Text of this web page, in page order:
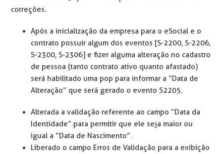
correções.
Após a inicialização da empresa para o eSocial e o
contrato possuir algum dos eventos [S-2200, S-2206,
S-2300, S-2306] e fizer alguma alteração no cadastro
de pessoa (tanto contrato ativo quanto afastado)
será habilitado uma pop para informar a “Data de
Alteração” que será gerado o evento S2205.
Alterada a validação referente ao campo “Data da
Identidade” para permitir que ele seja maior ou
igual a “Data de Nascimento”.
Liberado o campo Erros de Validação para a exibição